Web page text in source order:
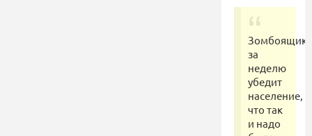
Зомбоящик
за
неделю
убедит
население,
что так
и надо